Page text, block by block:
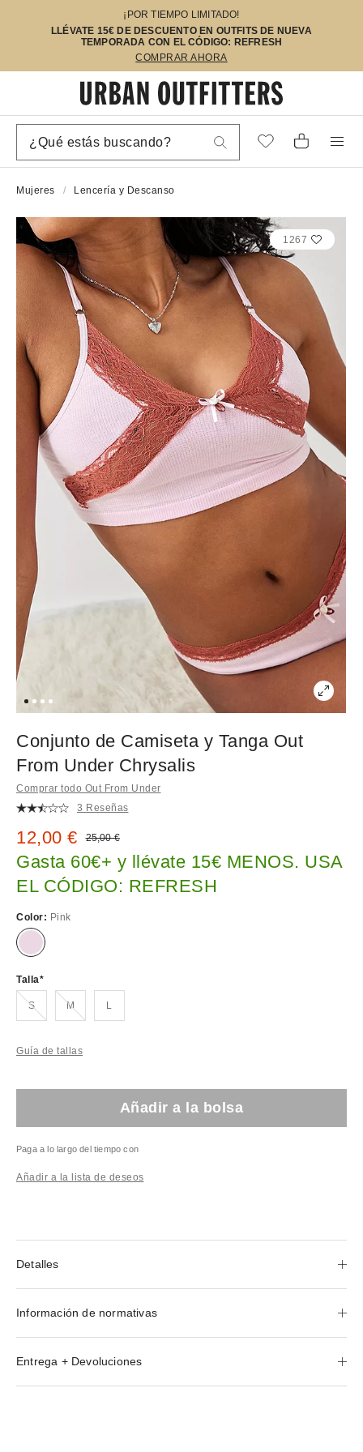
¡POR TIEMPO LIMITADO!
LLÉVATE 15€ DE DESCUENTO EN OUTFITS DE NUEVA
TEMPORADA CON EL CÓDIGO: REFRESH
COMPRAR AHORA
Mujeres Lencería y Descanso
1267
Conjunto de Camiseta y Tanga Out
From Under Chrysalis
Comprar todo Out From Under
3 Reseñas
Precio rebajado:
12,00 € Precio original:
25,00 €
Gasta 60€+ y llévate 15€ MENOS. USA
EL CÓDIGO: REFRESH
Color: Pink
Talla
S¡Agotado!
M¡Agotado!L
Guía de tallas
Añadir a la bolsa
Paga a lo largo del tiempo con
Añadir a la lista de deseos
Detalles
Información de normativas
Entrega + Devoluciones